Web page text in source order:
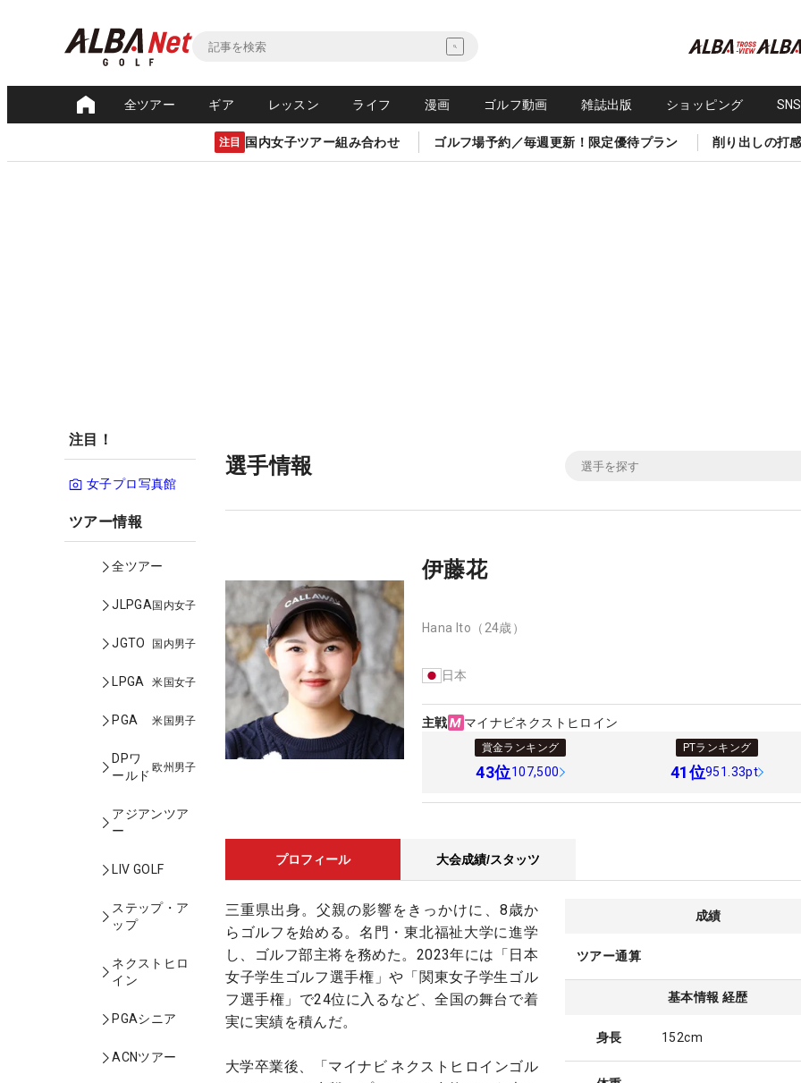
全ツアー ギア レッスン ライフ 漫画 ゴルフ動画 雑誌出版 ショッピング
注目 国内女子ツアー組み合わせ ゴルフ場予約／毎週更新！限定優待プラン 削り出しの打
注目！
女子プロ写真館
ツアー情報
全ツアー
JLPGA国内女子
JGTO 国内男子
LPGA 米国女子
PGA 米国男子
DPワ
ールド
欧州男子
アジアンツア
ー
LIV GOLF
ステップ・ア
ップ
ネクストヒロ
イン
PGAシニア
ACNツアー
選手情報
伊藤花
Hana Ito （24歳）
日本
主戦 マイナビネクストヒロイン
賞金ランキング
43位107,500
PTランキング
41位951.33pt
プロフィール 大会成績/スタッツ
成績
ツアー通算
基本情報 経歴
身長 152cm
三重県出身。父親の影響をきっかけに、8歳か
らゴルフを始める。名門・東北福祉大学に進学
し、ゴルフ部主将を務めた。2023年には「日本
女子学生ゴルフ選手権」や「関東女子学生ゴル
フ選手権」で24位に入るなど、全国の舞台で着
実に実績を積んだ。
大学卒業後、「マイナビ ネクストヒロインゴル